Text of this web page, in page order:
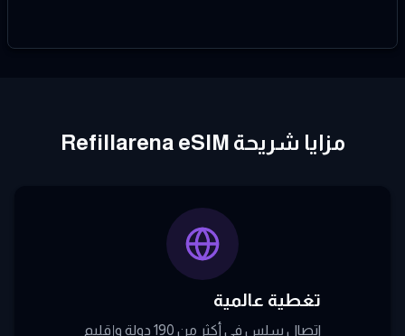
مزايا شريحة Refillarena eSIM
تغطية عالمية
اتصال سلس في أكثر من 190 دولة وإقليم